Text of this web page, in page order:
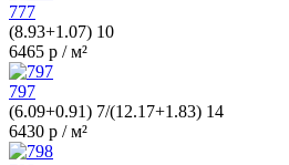
777
(8.93+1.07) 10
6465 р / м²
797
(6.09+0.91) 7/(12.17+1.83) 14
6430 р / м²